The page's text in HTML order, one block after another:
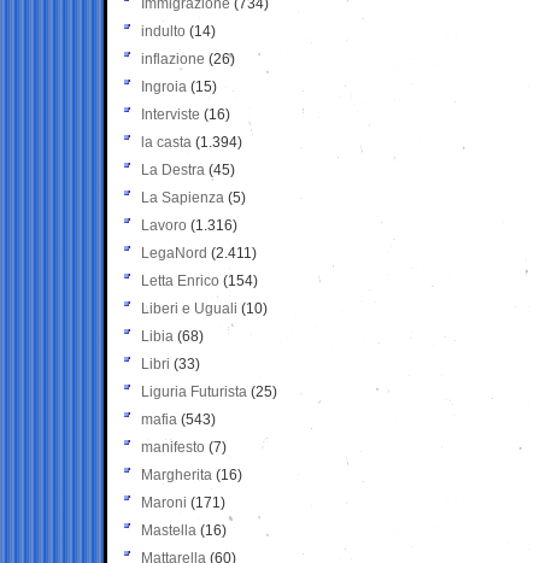
Immigrazione (734)
indulto (14)
inflazione (26)
Ingroia (15)
Interviste (16)
la casta (1.394)
La Destra (45)
La Sapienza (5)
Lavoro (1.316)
LegaNord (2.411)
Letta Enrico (154)
Liberi e Uguali (10)
Libia (68)
Libri (33)
Liguria Futurista (25)
mafia (543)
manifesto (7)
Margherita (16)
Maroni (171)
Mastella (16)
Mattarella (60)